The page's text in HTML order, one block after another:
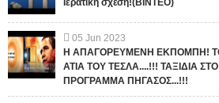
Ιερατική σχέση!(ΒΙΝΤΕΟ)
05 Jun 2023
Η ΑΠΑΓΟΡΕΥΜΕΝΗ ΕΚΠΟΜΠΗ!
ΑΤΙΑ ΤΟΥ ΤΕΣΛΑ....!!! ΤΑΞΙΔΙΑ
ΠΡΟΓΡΑΜΜΑ ΠΗΓΑΣΟΣ...!!!